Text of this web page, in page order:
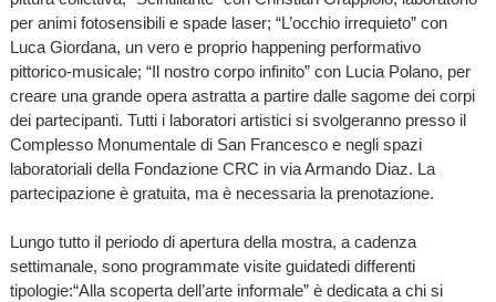
per animi fotosensibili e spade laser; “L’occhio irrequieto” con
Luca Giordana, un vero e proprio happening performativo
pittorico-musicale; “Il nostro corpo infinito” con Lucia Polano, per
creare una grande opera astratta a partire dalle sagome dei corpi
dei partecipanti. Tutti i laboratori artistici si svolgeranno presso il
Complesso Monumentale di San Francesco e negli spazi
laboratoriali della Fondazione CRC in via Armando Diaz. La
partecipazione è gratuita, ma è necessaria la prenotazione.
Lungo tutto il periodo di apertura della mostra, a cadenza
settimanale, sono programmate visite guidatedi differenti
tipologie:“Alla scoperta dell’arte informale” è dedicata a chi si